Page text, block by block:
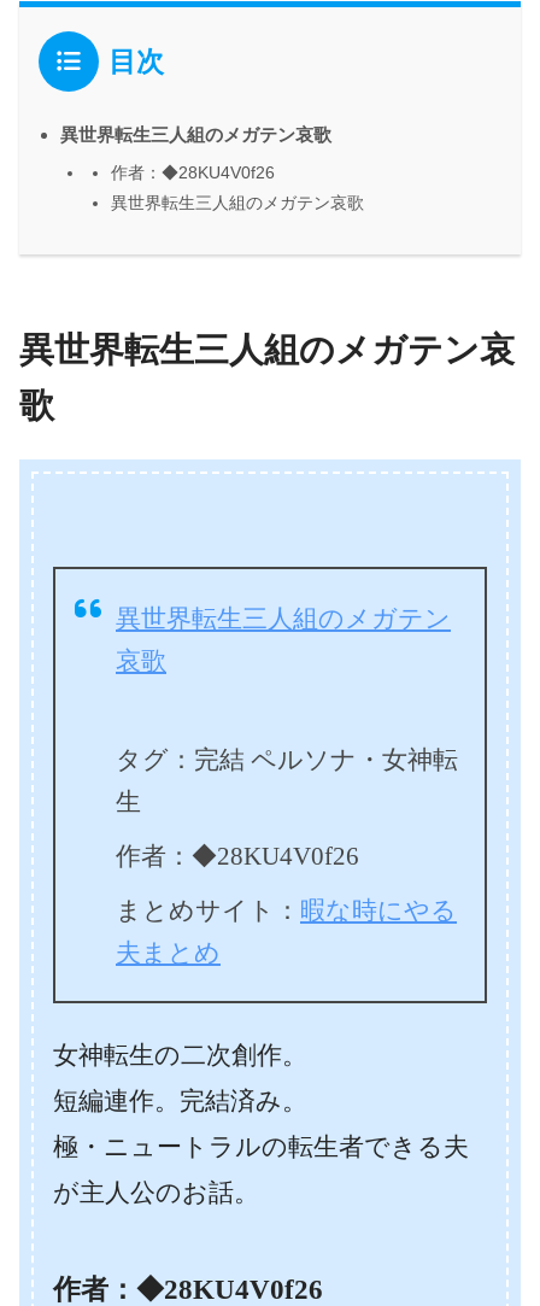
目次
異世界転生三人組のメガテン哀歌
作者：◆28KU4V0f26
異世界転生三人組のメガテン哀歌
異世界転生三人組のメガテン哀
歌
異世界転生三人組のメガテン
哀歌
タグ：完結 ペルソナ・女神転
生
作者：◆28KU4V0f26
まとめサイト： 暇な時にやる
夫まとめ
女神転生の二次創作。
短編連作。完結済み。
極・ニュートラルの転生者できる夫
が主人公のお話。
作者：◆28KU4V0f26